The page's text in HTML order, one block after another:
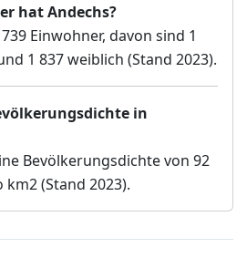
hat Andechs?
Einwohner, davon sind 1
1 837 weiblich (Stand 2023).
in
Bevölkerungsdichte von 92
(Stand 2023).